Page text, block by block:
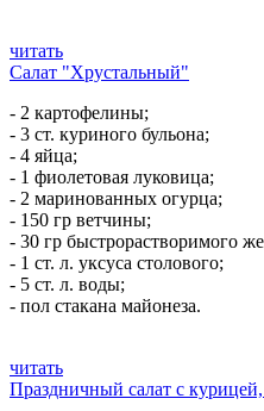
читать
Салат "Хрустальный"
- 2 картофелины;
- 3 ст. куриного бульона;
- 4 яйца;
- 1 фиолетовая луковица;
- 2 маринованных огурца;
- 150 гр ветчины;
- 30 гр быстрорастворимого
- 1 ст. л. уксуса столового;
- 5 ст. л. воды;
- пол стакана майонеза.
читать
Праздничный салат с